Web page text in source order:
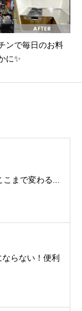
ンで毎日のお料
に✨
こまで変わる...
らない！便利